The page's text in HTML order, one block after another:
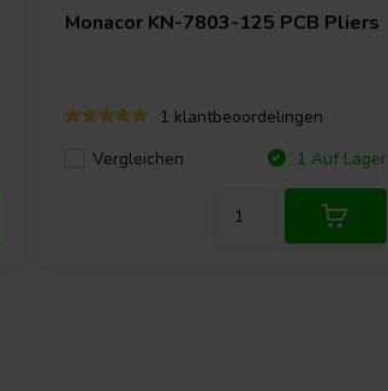
Monacor KN-7803-125 PCB Pliers
1 klantbeoordelingen
Vergleichen
1 Auf Lager